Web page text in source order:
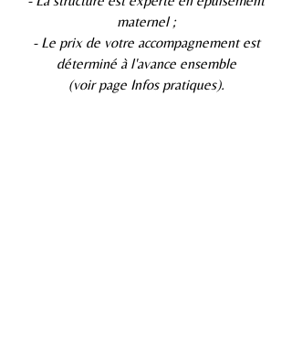
maternel ;
- Le prix de votre accompagnement est
déterminé à l'avance ensemble
(voir page Infos pratiques).